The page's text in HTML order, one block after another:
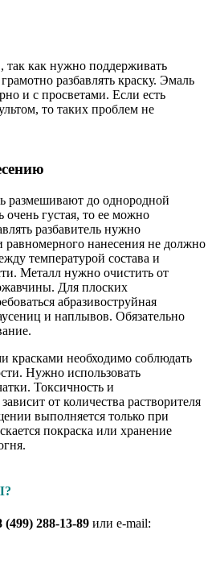
так как нужно поддерживать
разбавлять краску. Эмаль
и с просветами. Если есть
то таких проблем не
размешивают до однородной
очень густая, то ее можно
разбавитель нужно
равномерного нанесения не должно
температурой состава и
Металл нужно очистить от
Для плоских
абразивоструйная
и наплывов. Обязательно
красками необходимо соблюдать
Нужно использовать
Токсичность и
от количества растворителя
выполняется только при
покраска или хранение
(499) 288-13-89 или e-mail: